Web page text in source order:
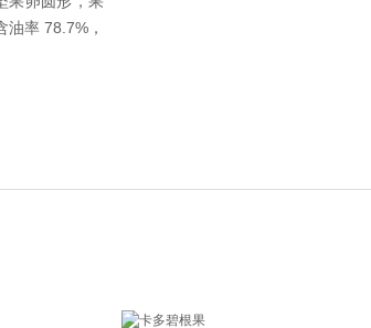
率 78.7%，